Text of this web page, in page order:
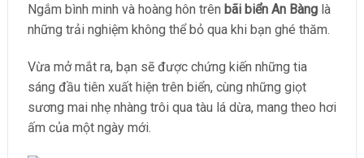
Ngắm bình minh và hoàng hôn trên bãi biển An Bànglà
những trải nghiệm không thể bỏ qua khi bạn ghé thăm.
Vừa mở mắt ra, bạn sẽ được chứng kiến những tia
sáng đầu tiên xuất hiện trên biển, cùng những giọt
sương mai nhẹ nhàng trôi qua tàu lá dừa, mang theo hơi
ấm của một ngày mới.